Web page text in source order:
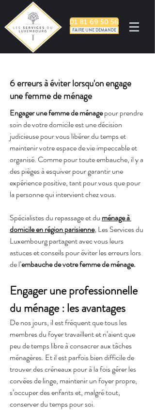
01 81 69 50 56
FAIRE UNE DEMANDE
6 erreurs à éviter lorsqu'on engage
une femme de ménage
Engager une femme de ménage pour prendre
soin de votre domicile est une décision
judicieuse pour vous libérer du temps et
maintenir votre espace de vie impeccable et
organisé. Comme pour toute embauche, il y a
des pièges à esquiver pour garantir une
expérience positive, tant pour vous que pour
la personne qui intervient chez vous.
Spécialistes du repassage et du ménage à
domicile en région parisienne, Les Services du
Luxembourg partagent avec vous leurs
astuces et conseils pour éviter les erreurs lors
de l’embauche de votre femme de ménage.
Engager une professionnelle
du ménage : les avantages
De nos jours, il est fréquent que tous les
membres du foyer travaillent et n’aient que
peu de temps libre à consacrer aux tâches
ménagères. Et il est parfois bien difficile de
trouver des créneaux pour à la fois gérer les
corvées de linge, maintenir un foyer propre,
s’occuper des enfants et, malgré tout,
conserver du temps pour soi.